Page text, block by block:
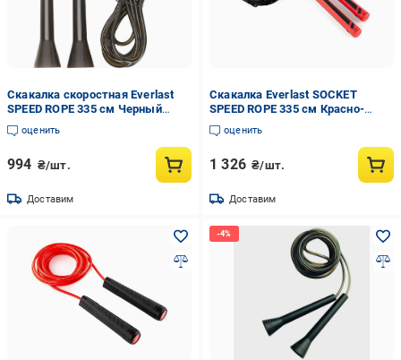
Скакалка скоростная Everlast
SPEED ROPE 335 см Черный
(P00000384)
оценить
994 ₴/шт.
Доставим
Скакалка Everlast SOCKET
SPEED ROPE 335 см Красно-
черный (P00002709)
оценить
1 326 ₴/шт.
Доставим